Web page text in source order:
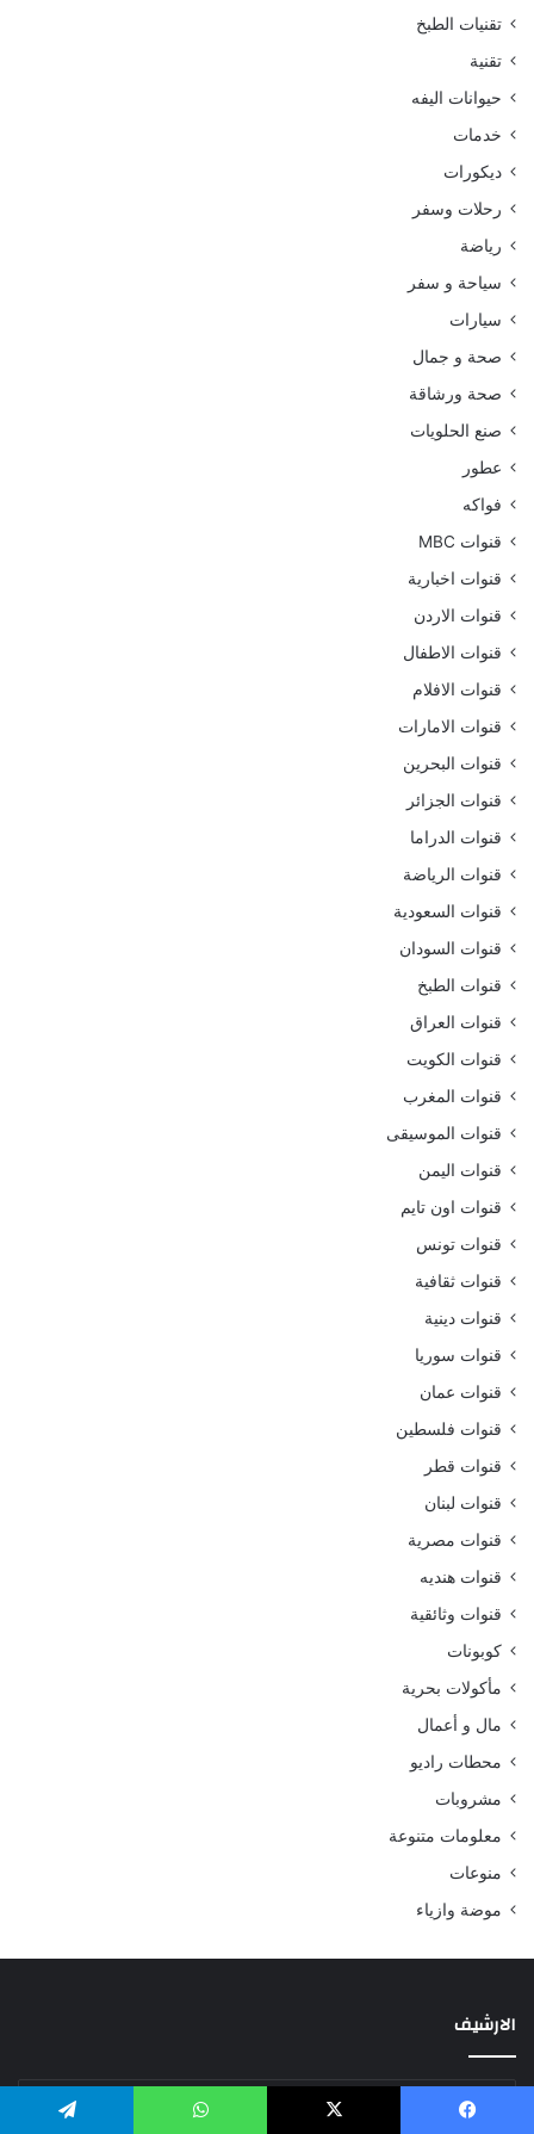
تقنيات الطبخ
تقنية
حيوانات اليفه
خدمات
ديكورات
رحلات وسفر
رياضة
سياحة و سفر
سيارات
صحة و جمال
صحة ورشاقة
صنع الحلويات
عطور
فواكه
قنوات MBC
قنوات اخبارية
قنوات الاردن
قنوات الاطفال
قنوات الافلام
قنوات الامارات
قنوات البحرين
قنوات الجزائر
قنوات الدراما
قنوات الرياضة
قنوات السعودية
قنوات السودان
قنوات الطبخ
قنوات العراق
قنوات الكويت
قنوات المغرب
قنوات الموسيقى
قنوات اليمن
قنوات اون تايم
قنوات تونس
قنوات ثقافية
قنوات دينية
قنوات سوريا
قنوات عمان
قنوات فلسطين
قنوات قطر
قنوات لبنان
قنوات مصرية
قنوات هنديه
قنوات وثائقية
كوبونات
مأكولات بحرية
مال و أعمال
محطات راديو
مشروبات
معلومات متنوعة
منوعات
موضة وازياء
الارشيف
الارشيف